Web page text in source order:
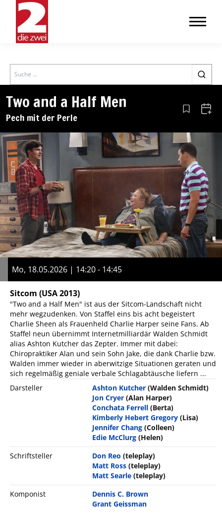
Search
Two and a Half Men
Pech mit der Perle Aus den
Mo, 18.05.2026 | 14:20 - 14:45
Sitcom (USA 2013)
"Two and a Half Men" ist aus der Sitcom-Landschaft nicht
mehr wegzudenken. Von Staffel eins bis acht begeistert
Charlie Sheen als Frauenheld Charlie Harper seine Fans. Ab
Staffel neun übernimmt Internetmilliardär Walden Schmidt
alias Ashton Kutcher das Zepter. Immer mit dabei:
Chiropraktiker Alan und sein Sohn Jake, die dank Charlie bzw.
Walden immer wieder in aberwitzige Situationen geraten und
sich regelmäßig geniale verbale Schlagabtäusche liefern ...
Darsteller
Ashton Kutcher (Walden Schmidt)
Jon Cryer (Alan Harper)
Conchata Ferrell (Berta)
Kimberly Hebert Gregory (Lisa)
Jennifer Chang (Colleen)
Edie McClurg (Helen)
Schriftsteller
Don Reo (teleplay)
Matt Ross (teleplay)
Matt Searle (teleplay)
Komponist
Dennis C. Brown
Grant Geissman